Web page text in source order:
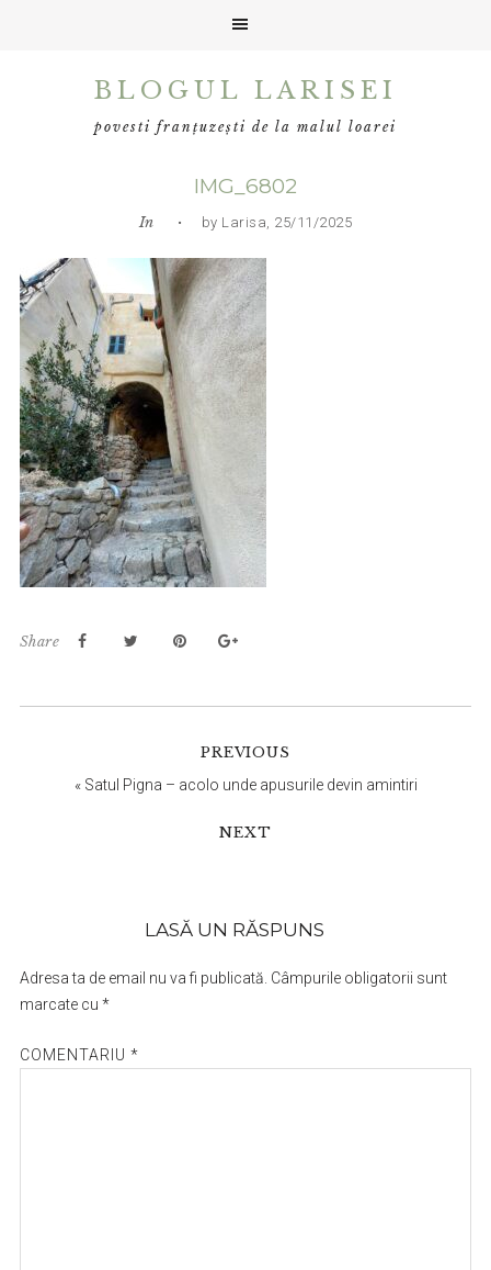
BLOGUL LARISEI
povesti franțuzești de la malul loarei
IMG_6802
In • by Larisa, 25/11/2025
Share
PREVIOUS
« Satul Pigna – acolo unde apusurile devin amintiri
NEXT
Interactions
LASĂ UN RĂSPUNS
Adresa ta de email nu va fi publicată. Câmpurile obligatorii sunt
marcate cu *
COMENTARIU *